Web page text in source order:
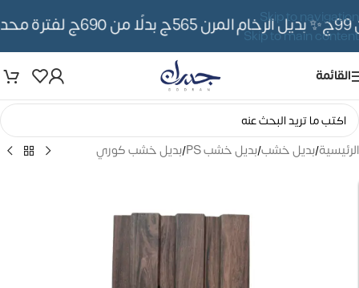
Skip to navigation
Skip to main content
✨ بديل الرخام المرن 565ج بدلًا من 690ج لفترة محدوده
القائمة
الرئيسية/بديل خشب/بديل خشب PS /بديل خشب كوري